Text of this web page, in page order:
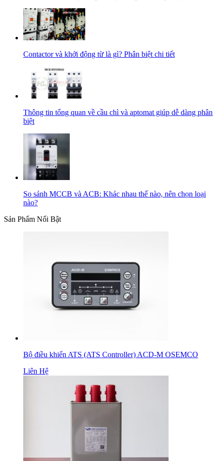
Contactor và khởi động từ là gì? Phân biệt chi tiết
Thông tin tổng quan về cầu chì và aptomat giúp dễ dàng phân
biệt
So sánh MCCB và ACB: Khác nhau thế nào, nên chọn loại
nào?
Sản Phẩm Nổi Bật
Bộ điều khiển ATS (ATS Controller) ACD-M OSEMCO
Liên Hệ